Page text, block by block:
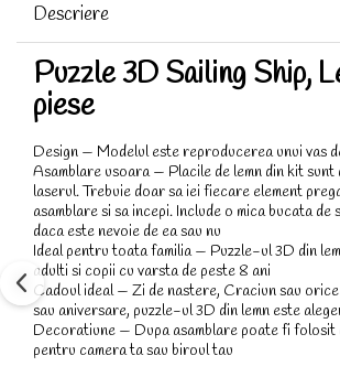
Descriere
Puzzle 3D Sailing Ship,
piese
Design — Modelul este reproducerea unui vas
Asamblare usoara — Placile de lemn din kit
laserul. Trebuie doar sa iei fiecare element
asamblare si sa incepi. Include o mica bucata
daca este nevoie de ea sau nu
Ideal pentru toata familia — Puzzle-ul 3D din
adulti si copii cu varsta de peste 8 ani
Cadoul ideal — Zi de nastere, Craciun sau
sau aniversare, puzzle-ul 3D din lemn este
Decoratiune — Dupa asamblare poate fi
pentru camera ta sau biroul tau